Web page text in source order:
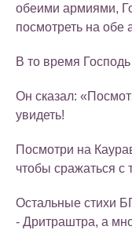
обеими армиями,
посмотреть на обе
В то время
Он сказал:
увидеть!
Посмотри на
чтобы сражаться с
Остальные стихи
- Дритраштра, а